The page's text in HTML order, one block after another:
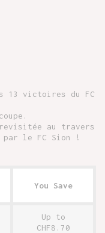
13 victoires du FC
au travers
par le FC Sion !
You Save
Up to
CHF8.70